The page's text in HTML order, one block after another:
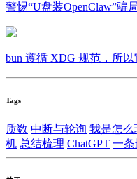
警惕“U盘装OpenClaw”骗
bun 遵循 XDG 规范，所
Tags
质数 中断与轮询 我是怎么
机 总结梳理 ChatGPT 一条